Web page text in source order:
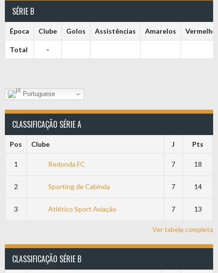
SÉRIE B
Época Clube Golos Assistências Amarelos
Total -
Portuguese
CLASSIFICAÇÃO SÉRIE A
Pos Clube J Pts
1 Redonda FC 7 18
2 Sporting de Cabinda 7 14
3 Atlético Sport Aviação 7 13
Ver tabela completa
CLASSIFICAÇÃO SÉRIE B